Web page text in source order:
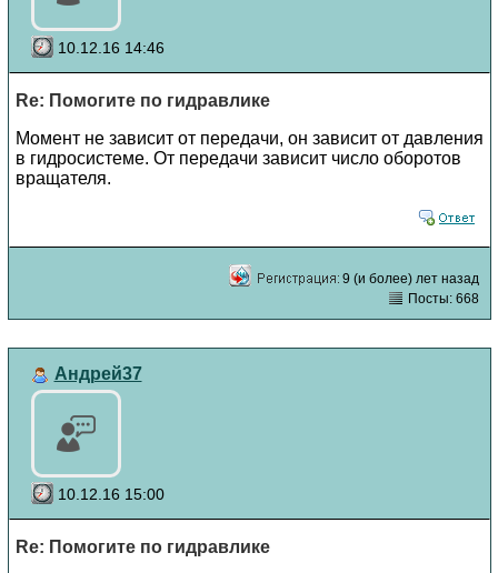
10.12.16 14:46
Re: Помогите по гидравлике
Момент не зависит от передачи, он зависит от давления
в гидросистеме. От передачи зависит число оборотов
вращателя.
9 (и более) лет назад
Посты: 668
Андрей37
10.12.16 15:00
Re: Помогите по гидравлике